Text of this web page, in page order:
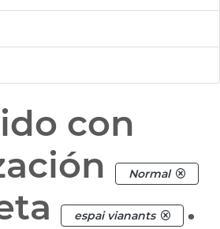
con
Normal
espai vianants .